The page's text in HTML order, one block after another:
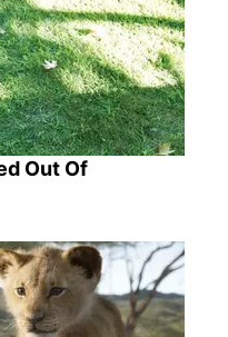
Out Of